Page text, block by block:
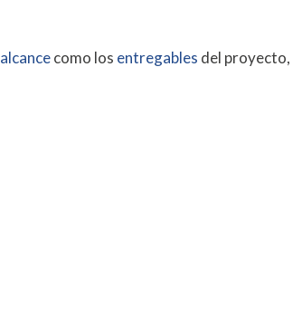
alcancecomo los entregables del proyecto,